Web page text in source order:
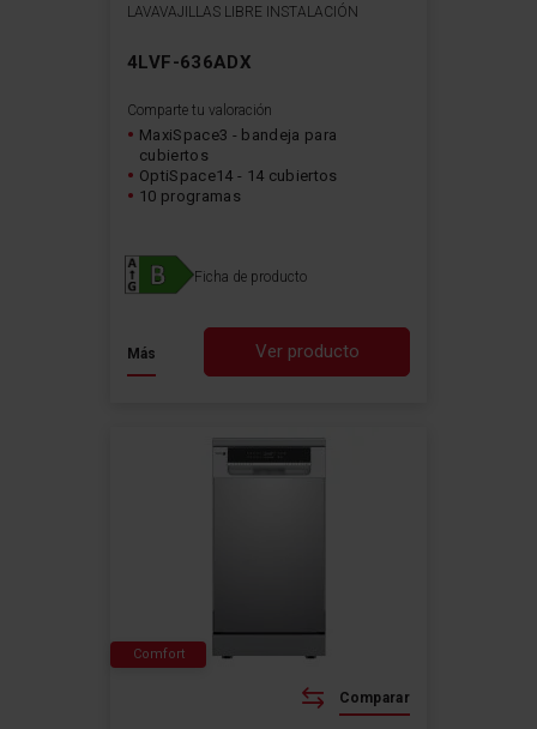
LAVAVAJILLAS LIBRE INSTALACIÓN
4LVF-636ADX
Ver producto
Más
Comparte tu valoración
MaxiSpace3 - bandeja para
cubiertos
OptiSpace14 - 14 cubiertos
10 programas
Ficha de producto
Comparar
Comfort